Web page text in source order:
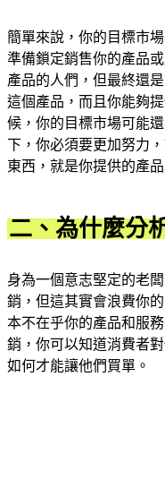
簡單來說，你的目標市
準備鎖定銷售你的產品
產品的人們，但最終還
這個產品，而且你能夠
候，你的目標市場可能
下，你必須要更加努力
東西，就是你提供的產品
二、為什麼分
身為一個意志堅定的老
銷，但這其實會浪費你
本不在乎你的產品和服
銷，你可以知道消費者
如何才能讓他們買單。